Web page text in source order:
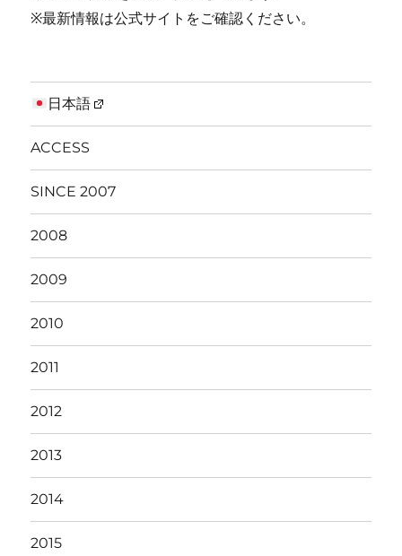
※最新情報は公式サイトをご確認ください。
日本語
ACCESS
SINCE 2007
2008
2009
2010
2011
2012
2013
2014
2015